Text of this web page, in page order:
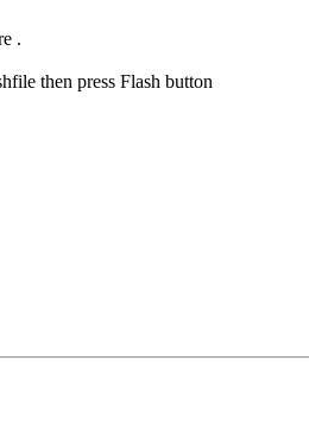
.
then press Flash button